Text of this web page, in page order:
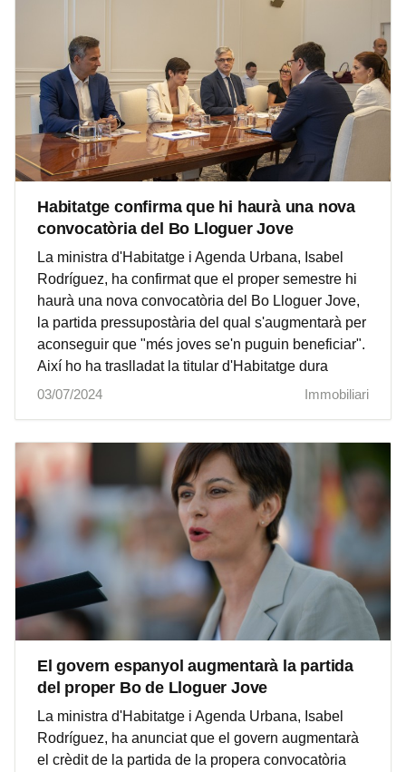
Habitatge confirma que hi haurà una nova
convocatòria del Bo Lloguer Jove
La ministra d'Habitatge i Agenda Urbana, Isabel
Rodríguez, ha confirmat que el proper semestre hi
haurà una nova convocatòria del Bo Lloguer Jove,
la partida pressupostària del qual s'augmentarà per
aconseguir que "més joves se'n puguin beneficiar".
Així ho ha traslladat la titular d'Habitatge dura
03/07/2024
Immobiliari
El govern espanyol augmentarà la partida
del proper Bo de Lloguer Jove
La ministra d'Habitatge i Agenda Urbana, Isabel
Rodríguez, ha anunciat que el govern augmentarà
el crèdit de la partida de la propera convocatòria